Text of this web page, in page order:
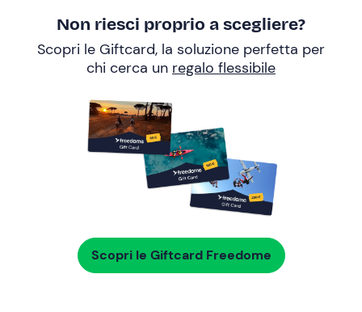
Non riesci proprio a scegliere?
Scopri le Giftcard, la soluzione perfetta per
chi cerca un regalo flessibile
Scopri le Giftcard Freedome